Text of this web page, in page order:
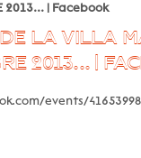
2013... | Facebook
LA VILLA
2013... |
events/